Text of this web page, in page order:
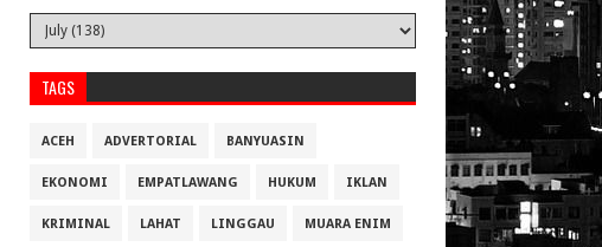
TAGS
ACEH ADVERTORIAL BANYUASIN
EKONOMI EMPATLAWANG HUKUM IKLAN
KRIMINAL LAHAT LINGGAU MUARA ENIM